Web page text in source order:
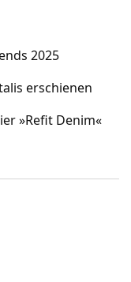
2025
»Refit Denim«